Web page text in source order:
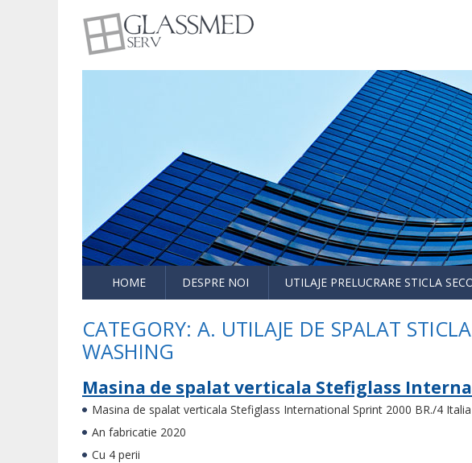
HOME DESPRE NOI UTILAJE PRELUCRARE STICLA
CATEGORY: A. UTILAJE DE SPALAT
WASHING
Masina de spalat verticala Stefiglass
Masina de spalat verticala Stefiglass International Sprint 2000 BR./4 Italia
An fabricatie 2020
Cu 4 perii